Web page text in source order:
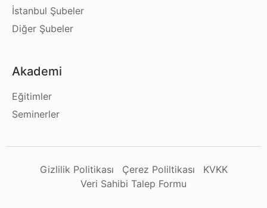
İstanbul Şubeler
Diğer Şubeler
Akademi
Eğitimler
Seminerler
Gizlilik Politikası Çerez Poliltikası
KVKK
Veri Sahibi Talep Formu